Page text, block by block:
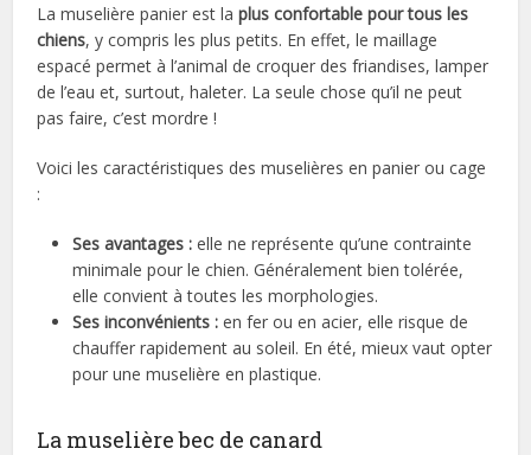
La muselière panier est laplus confortable pour tous les
chiens, y compris les plus petits. En effet, le maillage
espacé permet à l’animal de croquer des friandises, lamper
de l’eau et, surtout, haleter. La seule chose qu’il ne peut
pas faire, c’est mordre !
Voici les caractéristiques des muselières en panier ou cage
:
Ses avantages : elle ne représente qu’une contrainte
minimale pour le chien. Généralement bien tolérée,
elle convient à toutes les morphologies.
Ses inconvénients : en fer ou en acier, elle risque de
chauffer rapidement au soleil. En été, mieux vaut opter
pour une muselière en plastique.
La muselière bec de canard